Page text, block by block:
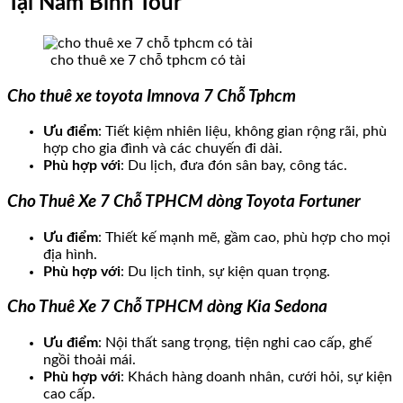
cho thuê xe 7 chỗ tphcm có tài
Cho thuê xe toyota Imnova 7 Chỗ Tphcm
Ưu điểm: Tiết kiệm nhiên liệu, không gian rộng rãi, phù
hợp cho gia đình và các chuyến đi dài.
Phù hợp với: Du lịch, đưa đón sân bay, công tác.
Cho Thuê Xe 7 Chỗ TPHCM dòng Toyota Fortuner
Ưu điểm: Thiết kế mạnh mẽ, gầm cao, phù hợp cho mọi
địa hình.
Phù hợp với: Du lịch tỉnh, sự kiện quan trọng.
Cho Thuê Xe 7 Chỗ TPHCM dòng Kia Sedona
Ưu điểm: Nội thất sang trọng, tiện nghi cao cấp, ghế
ngồi thoải mái.
Phù hợp với: Khách hàng doanh nhân, cưới hỏi, sự kiện
cao cấp.